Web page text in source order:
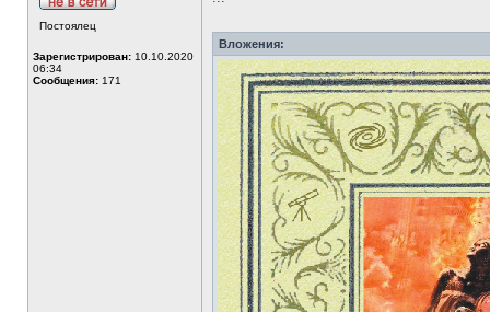
Постоялец
Зарегистрирован: 10.10.2020
06:34
Сообщения: 171
Вложения: